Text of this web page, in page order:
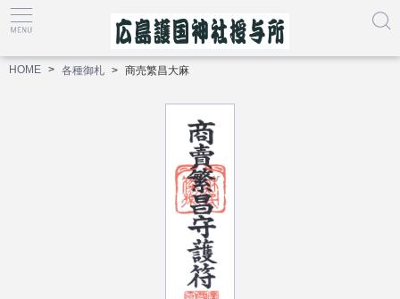
HOME 各種御札 商売繁昌大麻